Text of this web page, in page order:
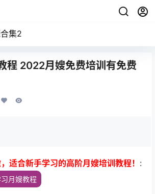
集2
程 2022月嫂免费培训有免费
适合新手学习的高阶月嫂培训教程！ :
月嫂教程